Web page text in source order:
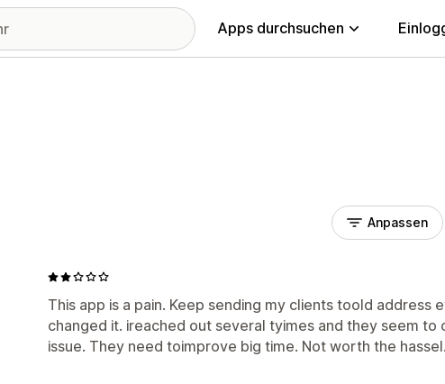
Apps durchsuchen
Anpassen
This app is a pain. Keep sending my clients toold address
changed it. ireached out several tyimes and they seem to
issue. They need toimprove big time. Not worth the hassel.